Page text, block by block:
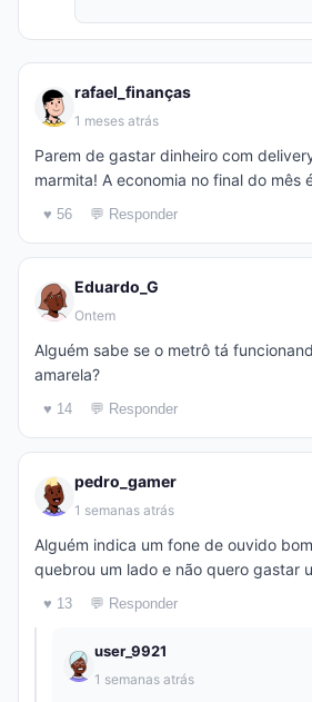
rafael_finanças
1 meses atrás
Parem de gastar dinheiro com
marmita! A economia no final do mês
♥ 56 💬 Responder
Eduardo_G
Ontem
Alguém sabe se o metrô tá
amarela?
♥ 14 💬 Responder
pedro_gamer
1 semanas atrás
Alguém indica um fone de ouvido
quebrou um lado e não quero gastar
♥ 13 💬 Responder
user_9921
1 semanas atrás